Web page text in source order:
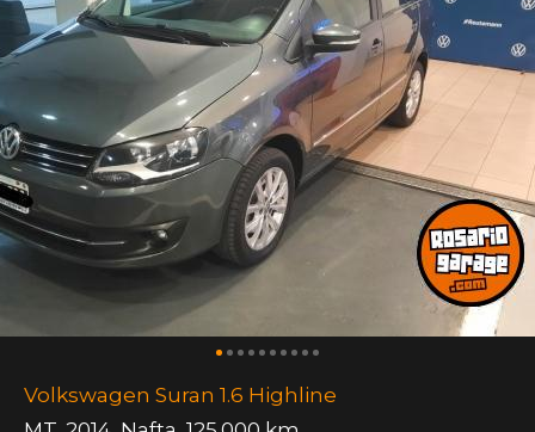
Volkswagen Suran 1.6 Highline